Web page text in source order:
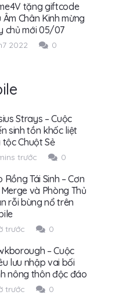
tặng giftcode
Âm Chân Kinh mừng
chủ mới 05/07
2022 0
Strays – Cuộc
sinh tồn khốc liệt
tộc Chuột Sẻ
trước 0
Rồng Tái Sinh – Cơn
và Phòng Thủ
rỗi bùng nổ trên
trước 0
– Cuộc
lưu nhập vai bối
nông thôn độc đáo
trước 0